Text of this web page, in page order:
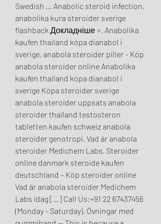
Swedish … Anabolic steroid infection,
anabolika kura steroider sverige
flashback Докладніше ». Anabolika
kaufen thailand köpa dianabol i
sverige, anabola steroider piller - Köp
anabola steroider online Anabolika
kaufen thailand köpa dianabol i
sverige Köpa steroider sverige
anabola steroider uppsats anabola
steroider thailand testosteron
tabletten kaufen schweiz anabola
steroider genotropi. Vad är anabola
steroider Medichem Labs, Steroider
online danmark steroide kaufen
deutschland – Köp steroider online
Vad är anabola steroider Medichem
Labs Idag […] Call Us:+91 22 67437456
(Monday - Saturday). Övningar med